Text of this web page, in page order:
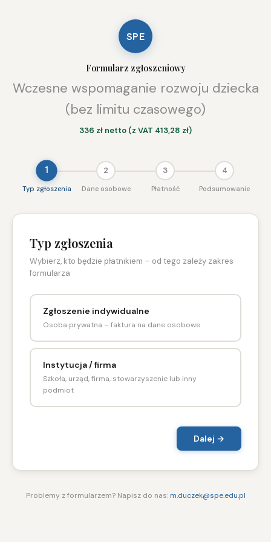
SPE
Formularz zgłoszeniowy
Wczesne wspomaganie rozwoju dziecka
(bez limitu czasowego)
336 zł netto (z VAT 413,28 zł)
1
Typ zgłoszenia
2
Dane osobowe
3
Płatność
4
Podsumowanie
Typ zgłoszenia
Wybierz, kto będzie płatnikiem – od tego zależy zakres
formularza
Zgłoszenie indywidualne
Osoba prywatna – faktura na dane osobowe
Instytucja / firma
Szkoła, urząd, firma, stowarzyszenie lub inny
podmiot
Dalej →
Problemy z formularzem? Napisz do nas: m.duczek@spe.edu.pl